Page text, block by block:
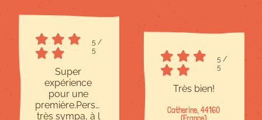
5 /
5
Super
expérience
pour une
première.Personnel
très sympa, à l
5 /
5
Très bien!
Catherine, 44160
(France)